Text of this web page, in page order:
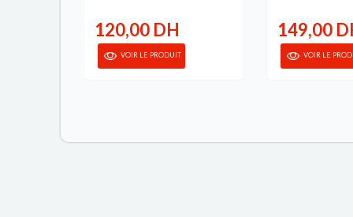
120,00 DH
VOIR LE PRODUIT
149,00
VOIR LE